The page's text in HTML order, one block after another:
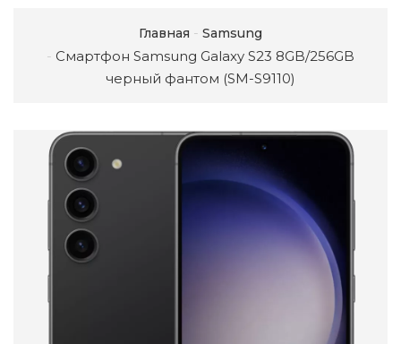
Главная Samsung
Смартфон Samsung Galaxy S23 8GB/256GB
черный фантом (SM-S9110)